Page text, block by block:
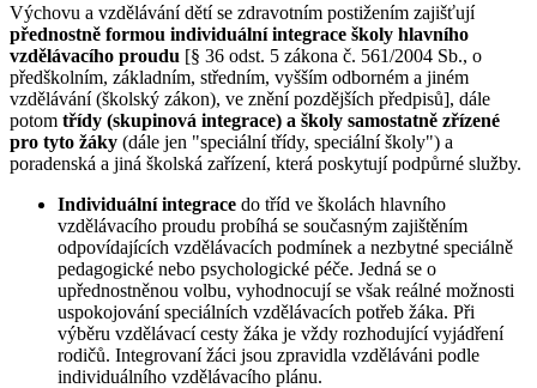
Výchovu a vzdělávání dětí se zdravotním postižením zajišťují
přednostně formou individuální integrace školy hlavního
vzdělávacího proudu [§ 36 odst. 5 zákona č. 561/2004 Sb., o
předškolním, základním, středním, vyšším odborném a jiném
vzdělávání (školský zákon), ve znění pozdějších předpisů], dále
potom třídy (skupinová integrace) a školy samostatně zřízené
pro tyto žáky (dále jen "speciální třídy, speciální školy") a
poradenská a jiná školská zařízení, která poskytují podpůrné služby.
Individuální integrace do tříd ve školách hlavního
vzdělávacího proudu probíhá se současným zajištěním
odpovídajících vzdělávacích podmínek a nezbytné speciálně
pedagogické nebo psychologické péče. Jedná se o
upřednostněnou volbu, vyhodnocují se však reálné možnosti
uspokojování speciálních vzdělávacích potřeb žáka. Při
výběru vzdělávací cesty žáka je vždy rozhodující vyjádření
rodičů. Integrovaní žáci jsou zpravidla vzděláváni podle
individuálního vzdělávacího plánu.